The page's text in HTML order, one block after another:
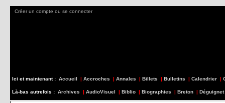
Créer un compte ou se connecter
Ici et maintenant : Accueil | Accroches | Annales | Billets | Bulletins | Calendrier |
Là-bas autrefois : Archives | AudioVisuel | Biblio | Biographies | Breton | Déguignet